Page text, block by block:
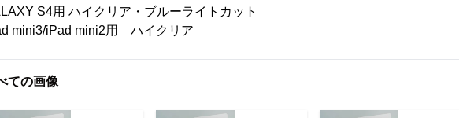
S4用 ハイクリア・ブルーライトカット
mini3/iPad mini2用 ハイクリア
ての画像